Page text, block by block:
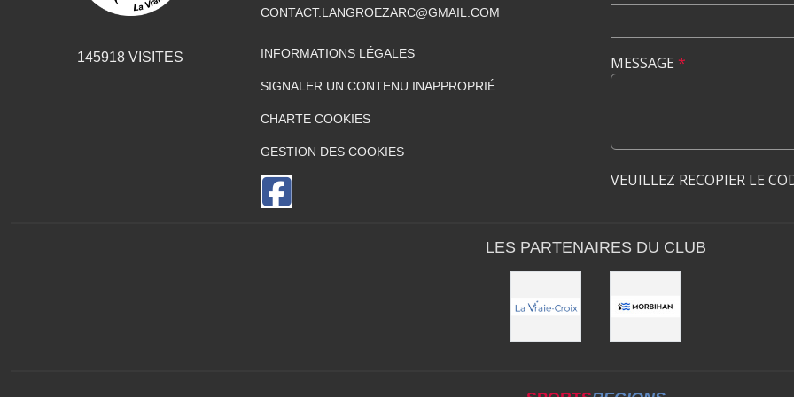
145918 VISITES
CONTACT.LANGROEZARC@GMAIL.COM
INFORMATIONS LÉGALES
SIGNALER UN CONTENU INAPPROPRIÉ
CHARTE COOKIES
GESTION DES COOKIES
MESSAGE *
VEUILLEZ RECOPIER LE
LES PARTENAIRES DU CLUB